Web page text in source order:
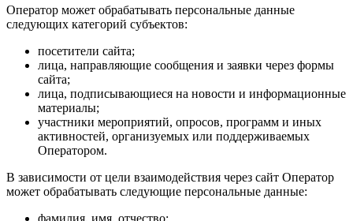
Оператор может обрабатывать персональные данные
следующих категорий субъектов:
посетители сайта;
лица, направляющие сообщения и заявки через формы
сайта;
лица, подписывающиеся на новости и информационные
материалы;
участники мероприятий, опросов, программ и иных
активностей, организуемых или поддерживаемых
Оператором.
В зависимости от цели взаимодействия через сайт Оператор
может обрабатывать следующие персональные данные:
фамилия, имя, отчество;